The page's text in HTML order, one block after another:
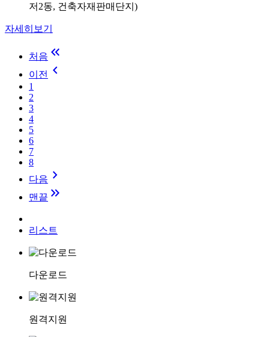
저2동, 건축자재판매단지)
자세히보기
처음 keyboard_double_arrow_left
이전 keyboard_arrow_left
1
2
3
4
5
6
7
8
다음 keyboard_arrow_right
맨끝 keyboard_double_arrow_right
리스트
다운로드
원격지원